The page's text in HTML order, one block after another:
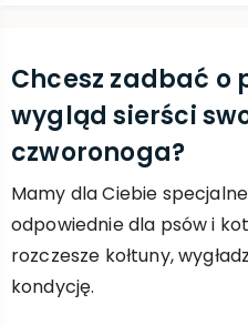
Chcesz zadbać o
wygląd sierści
czworonoga?
Mamy dla Ciebie
odpowiednie dla psów i
rozczesze kołtuny,
kondycję.